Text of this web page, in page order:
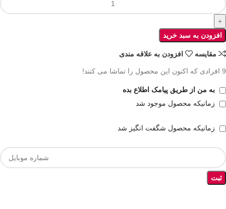
افزودن به سبد خرید
مقايسه افزودن به علاقه مندی
9 افرادی که اکنون این محصول را تماشا می کنند!
به من از طریق پیامک اطلاع بده
زمانیکه محصول موجود شد
زمانیکه محصول شگفت انگیز شد
ثبت